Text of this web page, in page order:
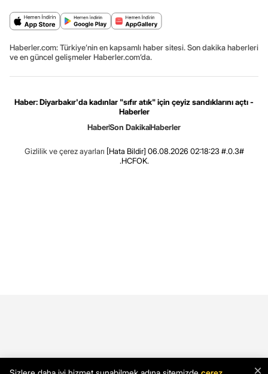
Haberler.com: Türkiye’nin en kapsamlı haber sitesi. Son dakika haberleri
ve en güncel gelişmeler Haberler.com’da.
Haber: Diyarbakır'da kadınlar "sıfır atık" için çeyiz sandıklarını açtı -
Haberler
HaberSon DakikaHaberler
Gizlilik ve çerez ayarları [Hata Bildir] 06.08.2026 02:18:23 #.0.3#
.HCFOK.
×